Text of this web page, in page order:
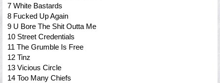
7 White Bastards
8 Fucked Up Again
9 U Bore The Shit Outta Me
10 Street Credentials
11 The Grumble Is Free
12 Tinz
13 Vicious Circle
14 Too Many Chiefs